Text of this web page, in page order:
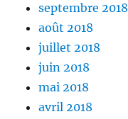
septembre 2018
août 2018
juillet 2018
juin 2018
mai 2018
avril 2018